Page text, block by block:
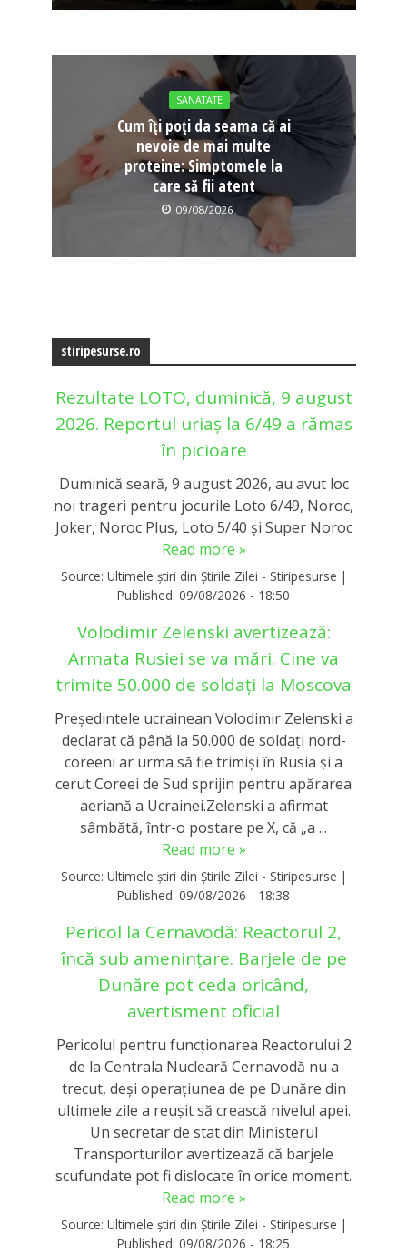
SANATATE
Cum îți poți da seama că ai
nevoie de mai multe
proteine: Simptomele la
care să fii atent
09/08/2026
stiripesurse.ro
Rezultate LOTO, duminică, 9 august
2026. Reportul uriaș la 6/49 a rămas
în picioare
Duminică seară, 9 august 2026, au avut loc
noi trageri pentru jocurile Loto 6/49, Noroc,
Joker, Noroc Plus, Loto 5/40 și Super Noroc
Read more »
Source: Ultimele știri din Știrile Zilei - Stiripesurse |
Published: 09/08/2026 - 18:50
Volodimir Zelenski avertizează:
Armata Rusiei se va mări. Cine va
trimite 50.000 de soldați la Moscova
Președintele ucrainean Volodimir Zelenski a
declarat că până la 50.000 de soldați nord-
coreeni ar urma să fie trimiși în Rusia și a
cerut Coreei de Sud sprijin pentru apărarea
aeriană a Ucrainei.Zelenski a afirmat
sâmbătă, într-o postare pe X, că „a ...
Read more »
Source: Ultimele știri din Știrile Zilei - Stiripesurse |
Published: 09/08/2026 - 18:38
Pericol la Cernavodă: Reactorul 2,
încă sub amenințare. Barjele de pe
Dunăre pot ceda oricând,
avertisment oficial
Pericolul pentru funcționarea Reactorului 2
de la Centrala Nucleară Cernavodă nu a
trecut, deși operațiunea de pe Dunăre din
ultimele zile a reușit să crească nivelul apei.
Un secretar de stat din Ministerul
Transporturilor avertizează că barjele
scufundate pot fi dislocate în orice moment.
Read more »
Source: Ultimele știri din Știrile Zilei - Stiripesurse |
Published: 09/08/2026 - 18:25